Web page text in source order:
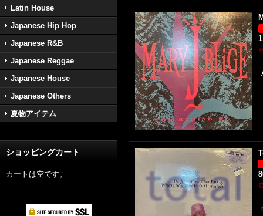
Latin House
Japanese Hip Hop
Japanese R&B
Japanese Reggae
Japanese House
Japanese Others
夏物アイテム
ショッピングカート
カートは空です。